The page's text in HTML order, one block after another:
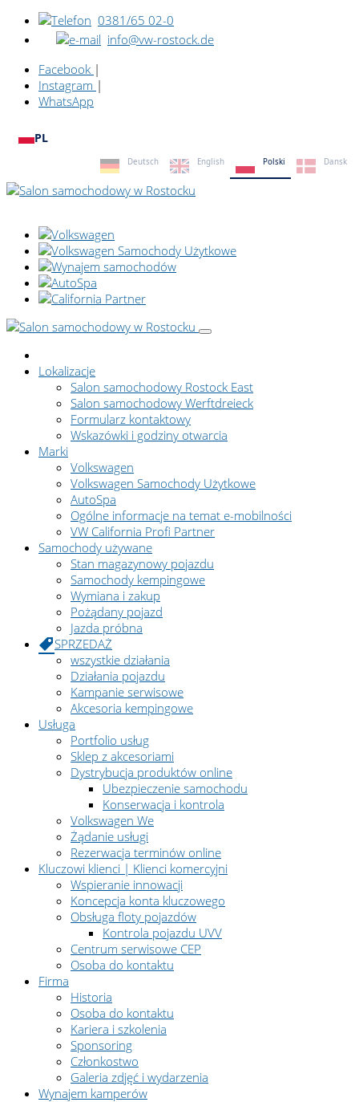
0381/65 02-0
info@vw-rostock.de
Facebook |
Instagram |
WhatsApp
PL
Deutsch English Polski Dansk
Lokalizacje
Salon samochodowy Rostock East
Salon samochodowy Werftdreieck
Formularz kontaktowy
Wskazówki i godziny otwarcia
Marki
Volkswagen
Volkswagen Samochody Użytkowe
AutoSpa
Ogólne informacje na temat e-mobilności
VW California Profi Partner
Samochody używane
Stan magazynowy pojazdu
Samochody kempingowe
Wymiana i zakup
Pożądany pojazd
Jazda próbna
SPRZEDAŻ
wszystkie działania
Działania pojazdu
Kampanie serwisowe
Akcesoria kempingowe
Usługa
Portfolio usług
Sklep z akcesoriami
Dystrybucja produktów online
Ubezpieczenie samochodu
Konserwacja i kontrola
Volkswagen We
Żądanie usługi
Rezerwacja terminów online
Kluczowi klienci | Klienci komercyjni
Wspieranie innowacji
Koncepcja konta kluczowego
Obsługa floty pojazdów
Kontrola pojazdu UVV
Centrum serwisowe CEP
Osoba do kontaktu
Firma
Historia
Osoba do kontaktu
Kariera i szkolenia
Sponsoring
Członkostwo
Galeria zdjęć i wydarzenia
Wynajem kamperów